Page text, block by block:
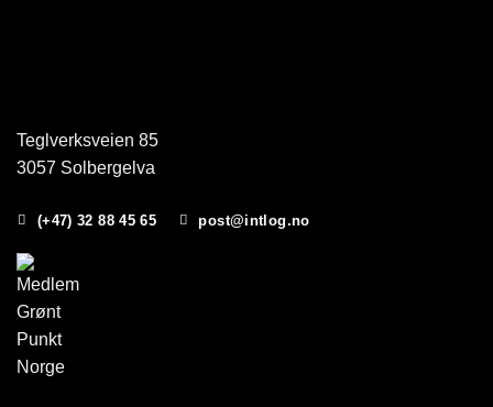
Teglverksveien 85
3057 Solbergelva
(+47) 32 88 45 65 post@intlog.no